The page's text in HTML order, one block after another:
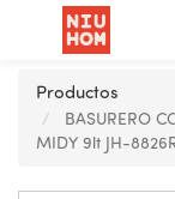
Productos
BASURERO
MIDY 9lt JH-